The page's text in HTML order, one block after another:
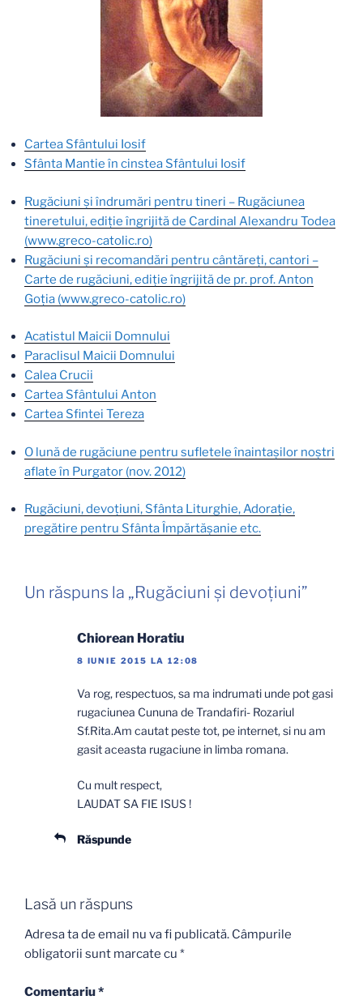
Cartea Sfântului Iosif
Sfânta Mantie în cinstea Sfântului Iosif
Rugăciuni şi îndrumări pentru tineri – Rugăciunea
tineretului, ediţie îngrijită de Cardinal Alexandru Todea
(www.greco-catolic.ro)
Rugăciuni şi recomandări pentru cântăreţi, cantori –
Carte de rugăciuni, ediţie îngrijită de pr. prof. Anton
Goţia (www.greco-catolic.ro)
Acatistul Maicii Domnului
Paraclisul Maicii Domnului
Calea Crucii
Cartea Sfântului Anton
Cartea Sfintei Tereza
O lună de rugăciune pentru sufletele înaintaşilor noştri
aflate în Purgator (nov. 2012)
Rugăciuni, devoţiuni, Sfânta Liturghie, Adoraţie,
pregătire pentru Sfânta Împărtăşanie etc.
Un răspuns la „Rugăciuni şi devoţiuni”
Chiorean Horatiu
8 IUNIE 2015 LA 12:08
Va rog, respectuos, sa ma indrumati unde pot gasi
rugaciunea Cununa de Trandafiri- Rozariul
Sf.Rita.Am cautat peste tot, pe internet, si nu am
gasit aceasta rugaciune in limba romana.
Cu mult respect,
LAUDAT SA FIE ISUS !
Răspunde
Lasă un răspuns
Adresa ta de email nu va fi publicată. Câmpurile
obligatorii sunt marcate cu *
Comentariu*